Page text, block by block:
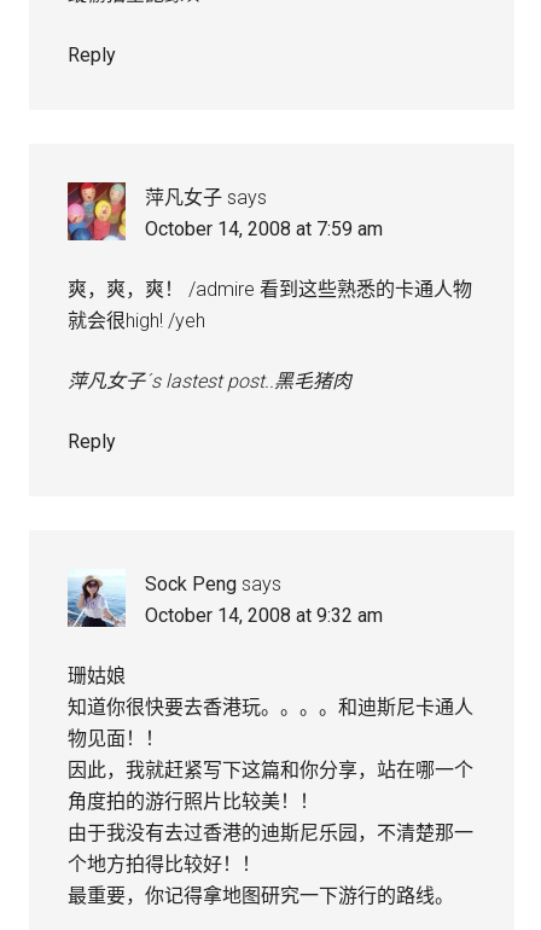
Reply
萍凡女子 says
October 14, 2008 at 7:59 am
爽，爽，爽！ /admire 看到这些熟悉的卡通人物
就会很high! /yeh
萍凡女子´s lastest post..黑毛猪肉
Reply
Sock Peng says
October 14, 2008 at 9:32 am
珊姑娘
知道你很快要去香港玩。。。。和迪斯尼卡通人
物见面！！
因此，我就赶紧写下这篇和你分享，站在哪一个
角度拍的游行照片比较美！！
由于我没有去过香港的迪斯尼乐园，不清楚那一
个地方拍得比较好！！
最重要，你记得拿地图研究一下游行的路线。